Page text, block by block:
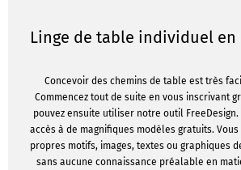
Linge de table individuel
Concevoir des chemins de table est très
Commencez tout de suite en vous inscrivant
pouvez ensuite utiliser notre outil
accès à de magnifiques modèles gratuits.
propres motifs, images, textes ou graphiques
sans aucune connaissance préalable en